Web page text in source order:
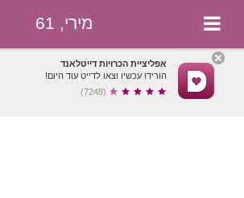
מירי, 61
אפליציית הכרויות דייטלאנד
הורידו עכשיו וצאו לדייט עוד היום!
(7248)